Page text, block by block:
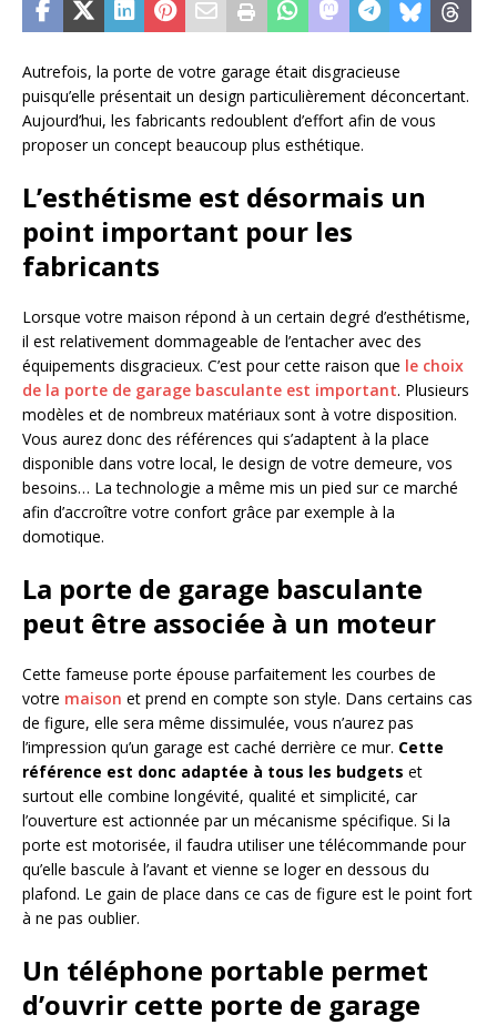
Autrefois, la porte de votre garage était disgracieuse
puisqu’elle présentait un design particulièrement déconcertant.
Aujourd’hui, les fabricants redoublent d’effort afin de vous
proposer un concept beaucoup plus esthétique.
L’esthétisme est désormais un
point important pour les
fabricants
Lorsque votre maison répond à un certain degré d’esthétisme,
il est relativement dommageable de l’entacher avec des
équipements disgracieux. C’est pour cette raison que le choix
de la porte de garage basculante est important. Plusieurs
modèles et de nombreux matériaux sont à votre disposition.
Vous aurez donc des références qui s’adaptent à la place
disponible dans votre local, le design de votre demeure, vos
besoins… La technologie a même mis un pied sur ce marché
afin d’accroître votre confort grâce par exemple à la
domotique.
La porte de garage basculante
peut être associée à un moteur
Cette fameuse porte épouse parfaitement les courbes de
votre maison et prend en compte son style. Dans certains cas
de figure, elle sera même dissimulée, vous n’aurez pas
l’impression qu’un garage est caché derrière ce mur. Cette
référence est donc adaptée à tous les budgets et
surtout elle combine longévité, qualité et simplicité, car
l’ouverture est actionnée par un mécanisme spécifique. Si la
porte est motorisée, il faudra utiliser une télécommande pour
qu’elle bascule à l’avant et vienne se loger en dessous du
plafond. Le gain de place dans ce cas de figure est le point fort
à ne pas oublier.
Un téléphone portable permet
d’ouvrir cette porte de garage